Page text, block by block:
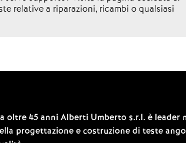
relative a riparazioni, ricambi o qualsiasi
oltre 45 anni Alberti Umberto s.r.l. è leader
progettazione e costruzione di teste